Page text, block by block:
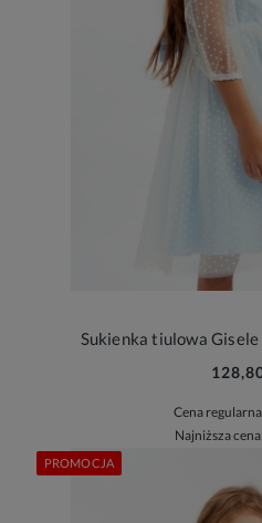
Sukienka tiulowa
Cena
Najniższa
PROMOCJA